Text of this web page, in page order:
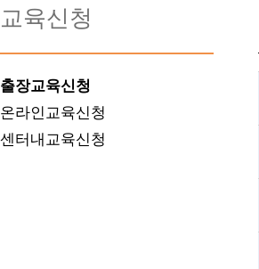
교육신청
출장교육신청
온라인교육신청
센터내교육신청